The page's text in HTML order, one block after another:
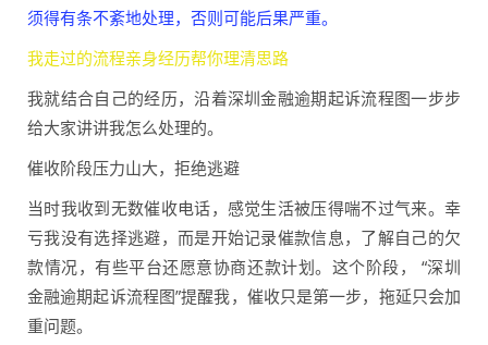
须得有条不紊地处理，否则可能后果严重。
我走过的流程亲身经历帮你理清思路
我就结合自己的经历，沿着深圳金融逾期起诉流程图一步步
给大家讲讲我怎么处理的。
催收阶段压力山大，拒绝逃避
当时我收到无数催收电话，感觉生活被压得喘不过气来。幸
亏我没有选择逃避，而是开始记录催款信息，了解自己的欠
款情况，有些平台还愿意协商还款计划。这个阶段， “深圳
金融逾期起诉流程图”提醒我，催收只是第一步，拖延只会加
重问题。